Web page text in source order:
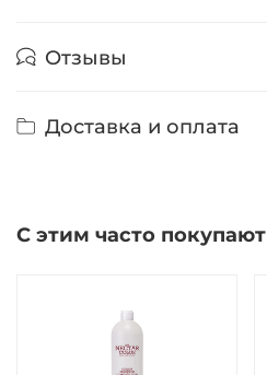
Отзывы
Доставка и оплата
С этим часто покупают